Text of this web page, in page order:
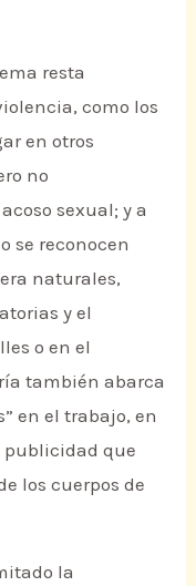
resta
como los
en otros
no
sexual; y a
se reconocen
naturales,
y el
o en el
también abarca
en el trabajo, en
publicidad que
los cuerpos de
la